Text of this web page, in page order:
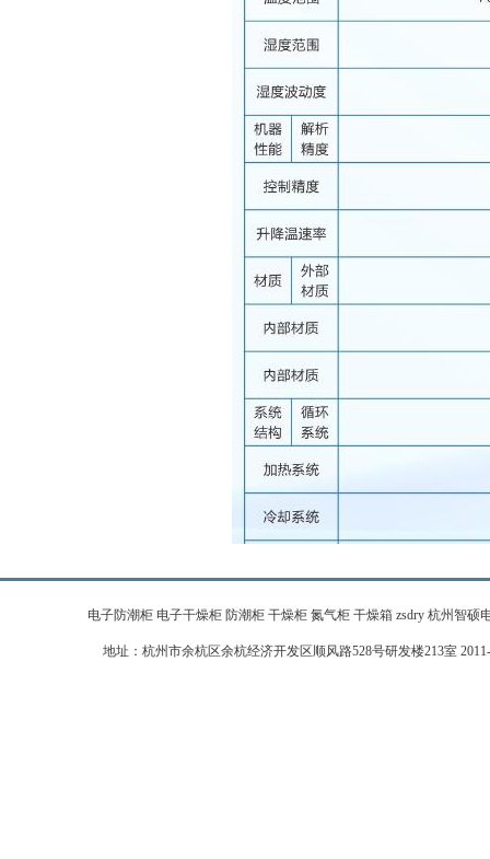
电子防潮柜 电子干燥柜 防潮柜 干燥柜 氮气柜 干燥箱 zsdry 杭州智硕
地址：杭州市余杭区余杭经济开发区顺风路528号研发楼213室 2011-